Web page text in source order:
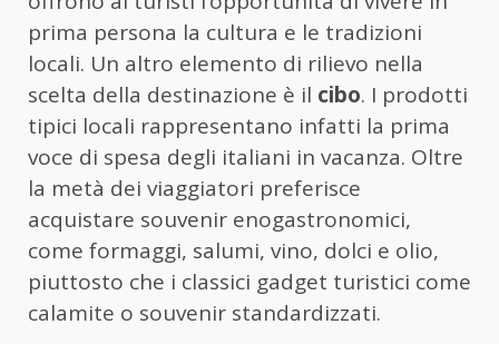
prima persona la cultura e le tradizioni
locali. Un altro elemento di rilievo nella
scelta della destinazione è il cibo. I prodotti
tipici locali rappresentano infatti la prima
voce di spesa degli italiani in vacanza. Oltre
la metà dei viaggiatori preferisce
acquistare souvenir enogastronomici,
come formaggi, salumi, vino, dolci e olio,
piuttosto che i classici gadget turistici come
calamite o souvenir standardizzati.